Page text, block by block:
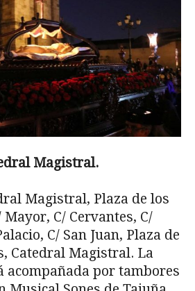
Magistral.
Magistral, Plaza de los
Mayor, C/ Cervantes, C/
C/ San Juan, Plaza de
Catedral Magistral. La
acompañada por tambores